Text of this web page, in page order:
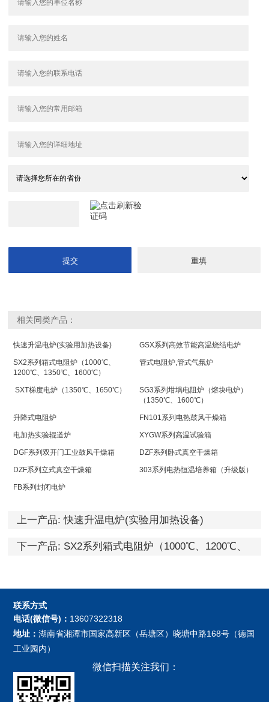
相关同类产品：
快速升温电炉(实验用加热设备) GSX系列高效节能高温烧结电炉
SX2系列箱式电阻炉（1000℃、
1200℃、1350℃、1600℃）
管式电阻炉,管式气氛炉
SXT梯度电炉（1350℃、1650℃）
SG3系列坩埚电阻炉（熔块电炉）
（1350℃、1600℃）
升降式电阻炉 FN101系列电热鼓风干燥箱
电加热实验辊道炉 XYGW系列高温试验箱
DGF系列双开门工业鼓风干燥箱 DZF系列卧式真空干燥箱
DZF系列立式真空干燥箱 303系列电热恒温培养箱（升级版）
FB系列封闭电炉
上一产品:快速升温电炉(实验用加热设备)
下一产品: SX2系列箱式电阻炉（1000℃、1200℃、
联系方式
电话(微信号)： 13607322318
地址：湖南省湘潭市国家高新区（岳塘区）晓塘中路168号（德国
工业园内）
微信扫描关注我们：